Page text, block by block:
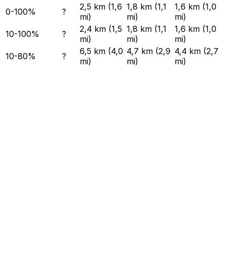
0-100% ?
2,5 km (1,6
mi)
1,8 km (1,1
mi)
1,6 km (1,0
mi)
10-100%
?
2,4 km (1,5
mi)
1,8 km (1,1
mi)
1,6 km (1,0
mi)
10-80%
?
6,5 km (4,0
mi)
4,7 km (2,9
mi)
4,4 km (2,7
mi)